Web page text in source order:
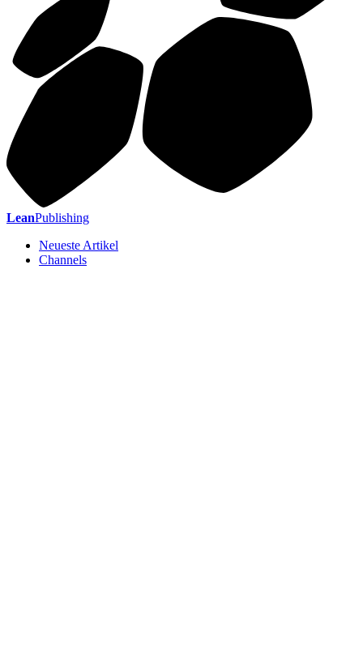
LeanPublishing
Neueste Artikel
Channels